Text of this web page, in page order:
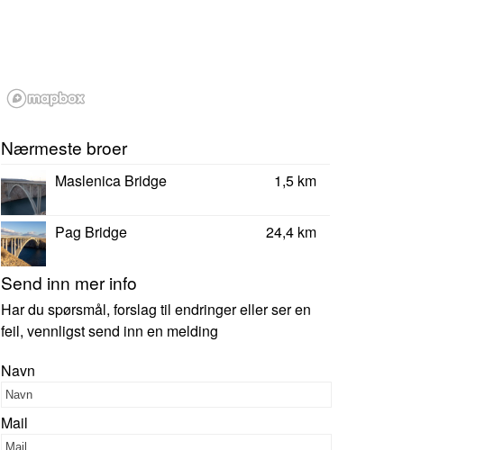
Nærmeste broer
Maslenica Bridge 1,5 km
Pag Bridge 24,4 km
Send inn mer info
Har du spørsmål, forslag til endringer eller ser en
feil, vennligst send inn en melding
Navn
Mail